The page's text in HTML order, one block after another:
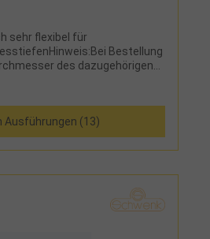
sehr flexibel für
Bestellung
des dazugehörigen
Ausführungen (13)